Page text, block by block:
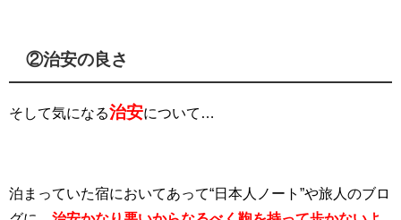
②治安の良さ
そして気になる治安について…
泊まっていた宿においてあって“日本人ノート”や旅人のブロ